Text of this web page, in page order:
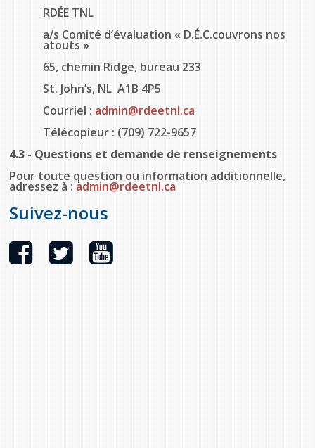
RDÉE TNL
a/s Comité d’évaluation « D.É.C.couvrons nos
atouts »
65, chemin Ridge, bureau 233
St. John’s, NL A1B 4P5
Courriel : admin@rdeetnl.ca
Télécopieur : (709) 722-9657
4.3 - Questions et demande de renseignements
Pour toute question ou information additionnelle,
adressez à : admin@rdeetnl.ca
Suivez-nous